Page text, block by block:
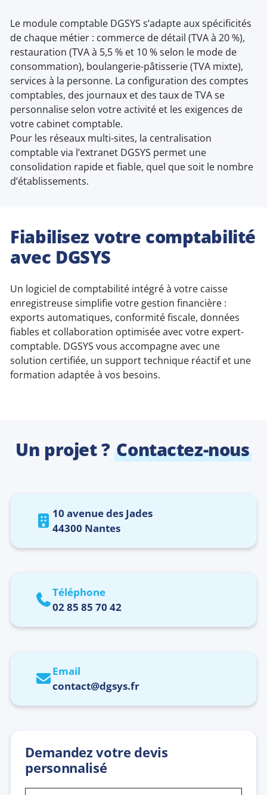
Le module comptable DGSYS s’adapte aux spécificités
de chaque métier : commerce de détail (TVA à 20 %),
restauration (TVA à 5,5 % et 10 % selon le mode de
consommation), boulangerie-pâtisserie (TVA mixte),
services à la personne. La configuration des comptes
comptables, des journaux et des taux de TVA se
personnalise selon votre activité et les exigences de
votre cabinet comptable.
Pour les réseaux multi-sites, la centralisation
comptable via l’extranet DGSYS permet une
consolidation rapide et fiable, quel que soit le nombre
d’établissements.
Fiabilisez votre comptabilité
avec DGSYS
Un logiciel de comptabilité intégré à votre caisse
enregistreuse simplifie votre gestion financière :
exports automatiques, conformité fiscale, données
fiables et collaboration optimisée avec votre expert-
comptable. DGSYS vous accompagne avec une
solution certifiée, un support technique réactif et une
formation adaptée à vos besoins.
Un projet ?Contactez-nous
10 avenue des Jades
44300 Nantes
Téléphone
02 85 85 70 42
Email
contact@dgsys.fr
Demandez votre devis
personnalisé